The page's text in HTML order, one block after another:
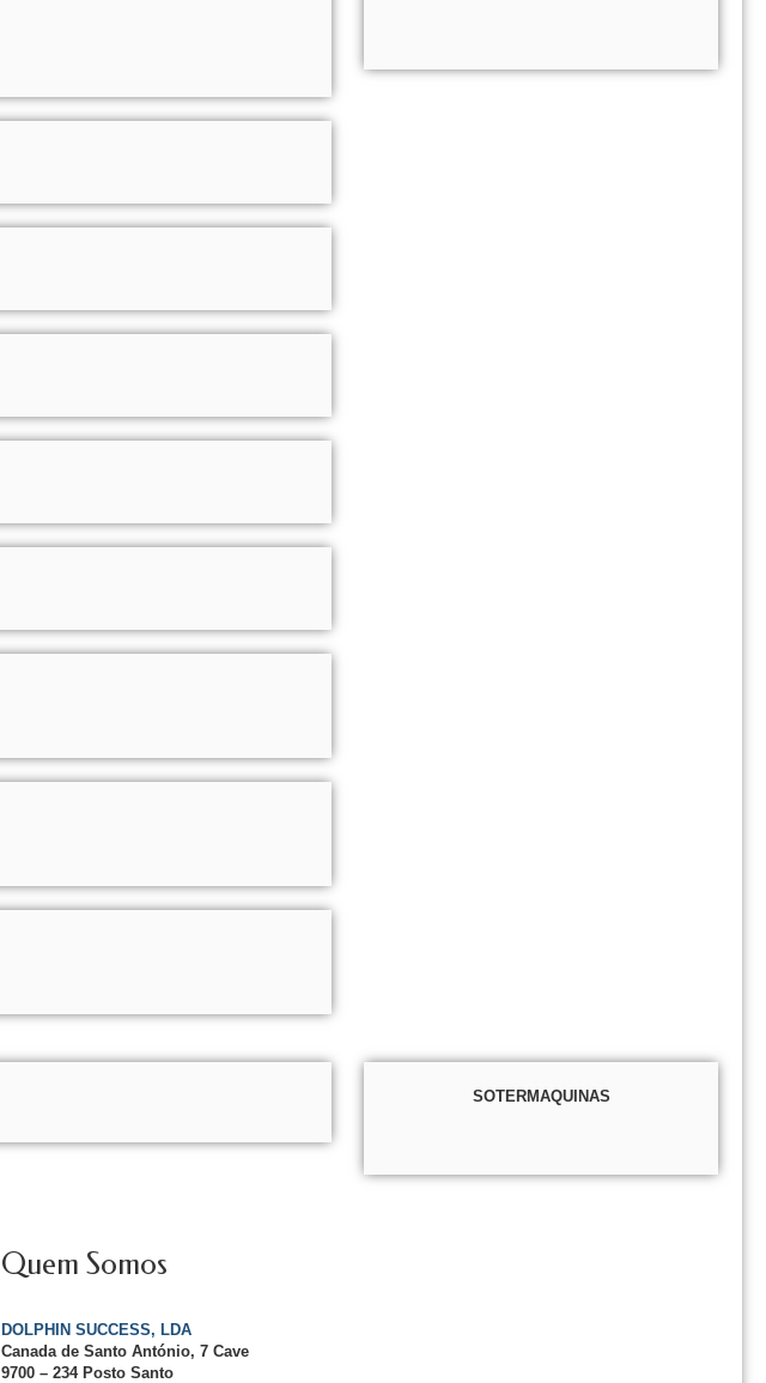
SOTERMAQUINAS
Quem Somos
DOLPHIN SUCCESS, LDA
Canada de Santo António, 7 Cave
9700 – 234 Posto Santo